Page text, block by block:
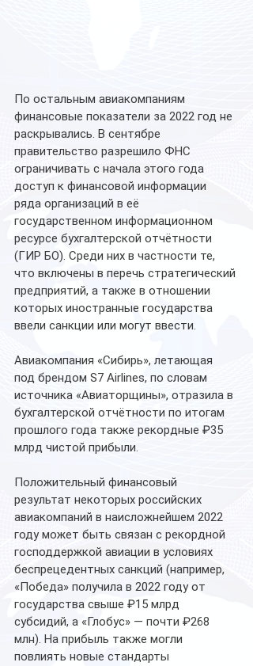
По остальным авиакомпаниям
финансовые показатели за 2022 год не
раскрывались. В сентябре
правительство разрешило ФНС
ограничивать с начала этого года
доступ к финансовой информации
ряда организаций в её
государственном информационном
ресурсе бухгалтерской отчётности
(ГИР БО). Среди них в частности те,
что включены в перечь стратегический
предприятий, а также в отношении
которых иностранные государства
ввели санкции или могут ввести.
Авиакомпания «Сибирь», летающая
под брендом S7 Airlines, по словам
источника «Авиаторщины», отразила в
бухгалтерской отчётности по итогам
прошлого года также рекордные ₽35
млрд чистой прибыли.
Положительный финансовый
результат некоторых российских
авиакомпаний в наисложнейшем 2022
году может быть связан с рекордной
господдержкой авиации в условиях
беспрецедентных санкций (например,
«Победа» получила в 2022 году от
государства свыше ₽15 млрд
субсидий, а «Глобус» — почти ₽268
млн). На прибыль также могли
повлиять новые стандарты